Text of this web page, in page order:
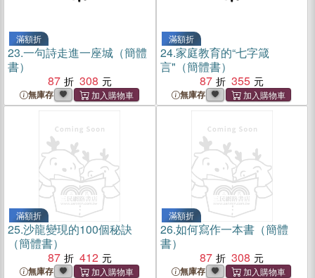
滿額折
23.一句詩走進一座城（簡體
書）
87
308
無庫存
滿額折
24.家庭教育的“七字箴
言"（簡體書）
87
355
無庫存
滿額折
25.沙龍變現的100個秘訣
（簡體書）
87
412
無庫存
滿額折
26.如何寫作一本書（簡體
書）
87
308
無庫存